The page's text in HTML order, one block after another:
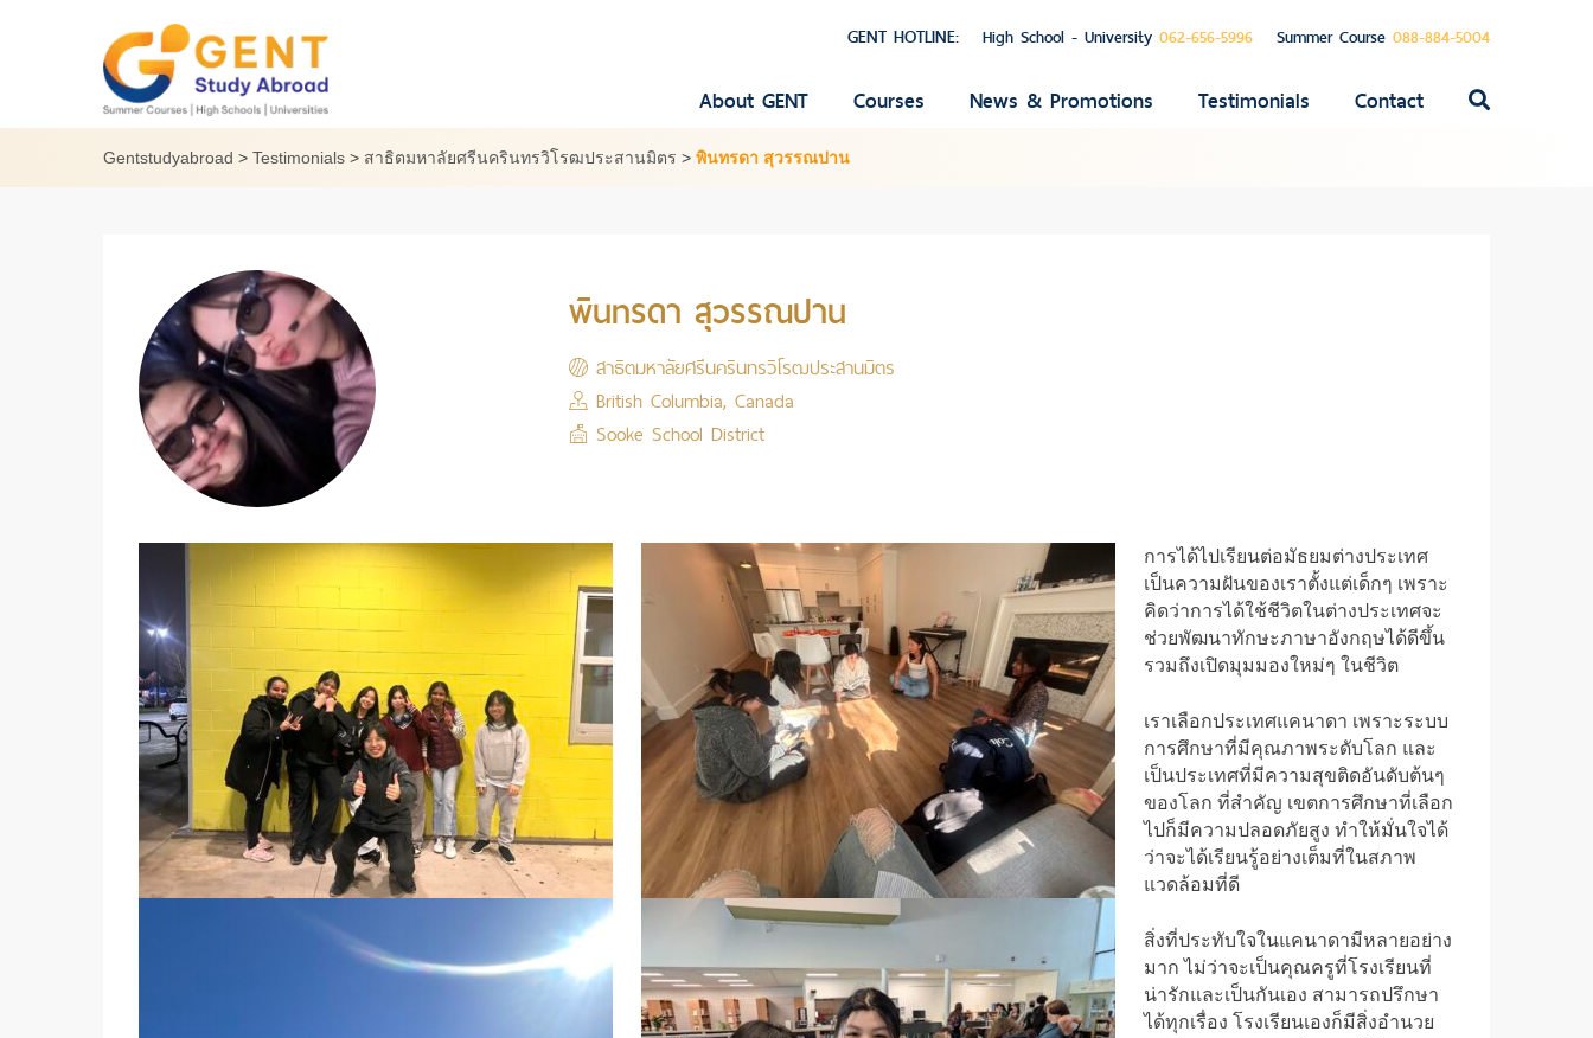
GENT HOTLINE: High School - University 062-656-5996 Summer Course 088-884-5004
About GENT Courses News & Promotions Testimonials Contact
Gentstudyabroad > Testimonials > สาธิตมหาลัยศรีนครินทรวิโรฒประสานมิตร > พินทรดา สุวรรณปาน
พินทรดา สุวรรณปาน
สาธิตมหาลัยศรีนครินทรวิโรฒประสานมิตร
British Columbia, Canada
Sooke School District
การได้ไปเรียนต่อมัธยมต่างประเทศ
เป็นความฝันของเราตั้งแต่เด็กๆ เพราะ
คิดว่าการได้ใช้ชีวิตในต่างประเทศจะ
ช่วยพัฒนาทักษะภาษาอังกฤษได้ดีขึ้น
รวมถึงเปิดมุมมองใหม่ๆ ในชีวิต
เราเลือกประเทศแคนาดา เพราะระบบ
การศึกษาที่มีคุณภาพระดับโลก และ
เป็นประเทศที่มีความสุขติดอันดับต้นๆ
ของโลก ที่สำคัญ เขตการศึกษาที่เลือก
ไปก็มีความปลอดภัยสูง ทำให้มั่นใจได้
ว่าจะได้เรียนรู้อย่างเต็มที่ในสภาพ
แวดล้อมที่ดี
สิ่งที่ประทับใจในแคนาดามีหลายอย่าง
มาก ไม่ว่าจะเป็นคุณครูที่โรงเรียนที่
น่ารักและเป็นกันเอง สามารถปรึกษา
ได้ทุกเรื่อง โรงเรียนเองก็มีสิ่งอำนวย